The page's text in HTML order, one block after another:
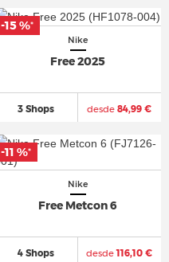
Nike
Free 2025
3 Shops desde 84,99 €
-15 %*
Nike
Free Metcon 6
4 Shops desde116,10 €
-11 %*